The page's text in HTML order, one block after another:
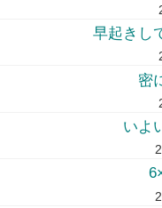
早起きし
密
いよ